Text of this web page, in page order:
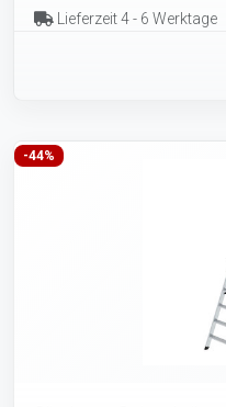
Lieferzeit 4 - 6 Werktage
-44%